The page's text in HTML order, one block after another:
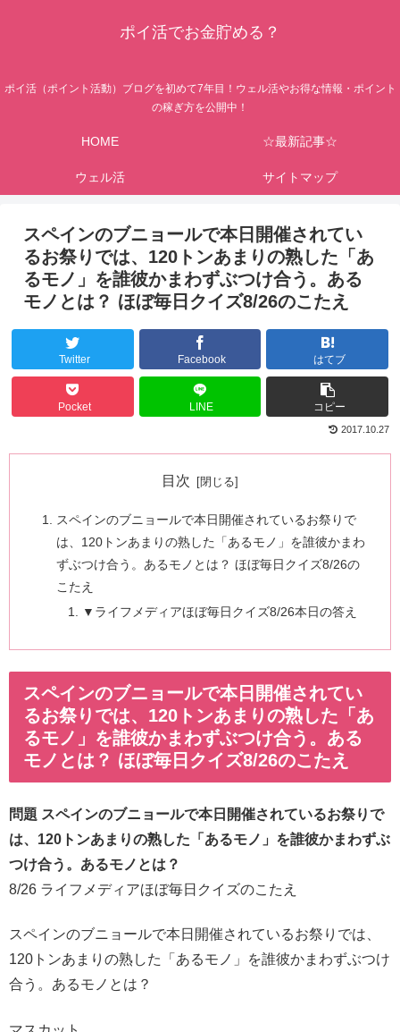
ポイ活でお金貯める？
ポイ活（ポイント活動）ブログを初めて7年目！ウェル活やお得な情報・ポイント
の稼ぎ方を公開中！
HOME ☆最新記事☆
ウェル活 サイトマップ
スペインのブニョールで本日開催されてい
るお祭りでは、120トンあまりの熟した「あ
るモノ」を誰彼かまわずぶつけ合う。ある
モノとは？ ほぼ毎日クイズ8/26のこたえ
Twitter Facebook はてブ
Pocket LINE コピー
2017.10.27
目次
スペインのブニョールで本日開催されているお祭りで
は、120トンあまりの熟した「あるモノ」を誰彼かまわ
ずぶつけ合う。あるモノとは？ ほぼ毎日クイズ8/26の
こたえ
▼ライフメディアほぼ毎日クイズ8/26本日の答え
スペインのブニョールで本日開催されてい
るお祭りでは、120トンあまりの熟した「あ
るモノ」を誰彼かまわずぶつけ合う。ある
モノとは？ ほぼ毎日クイズ8/26のこたえ
問題 スペインのブニョールで本日開催されているお祭りで
は、120トンあまりの熟した「あるモノ」を誰彼かまわずぶ
つけ合う。あるモノとは？
8/26 ライフメディアほぼ毎日クイズのこたえ
スペインのブニョールで本日開催されているお祭りでは、
120トンあまりの熟した「あるモノ」を誰彼かまわずぶつけ
合う。あるモノとは？